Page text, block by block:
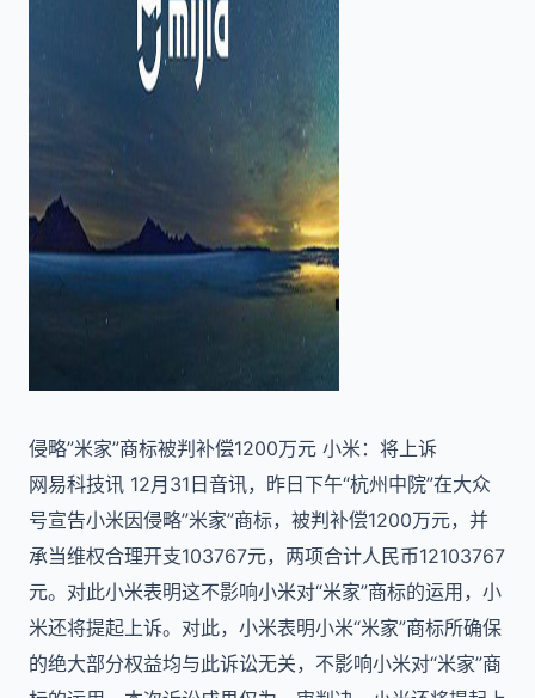
侵略”米家”商标被判补偿1200万元 小米：将上诉
网易科技讯 12月31日音讯，昨日下午“杭州中院”在大众
号宣告小米因侵略”米家”商标，被判补偿1200万元，并
承当维权合理开支103767元，两项合计人民币12103767
元。对此小米表明这不影响小米对“米家”商标的运用，小
米还将提起上诉。对此，小米表明小米“米家”商标所确保
的绝大部分权益均与此诉讼无关，不影响小米对“米家”商